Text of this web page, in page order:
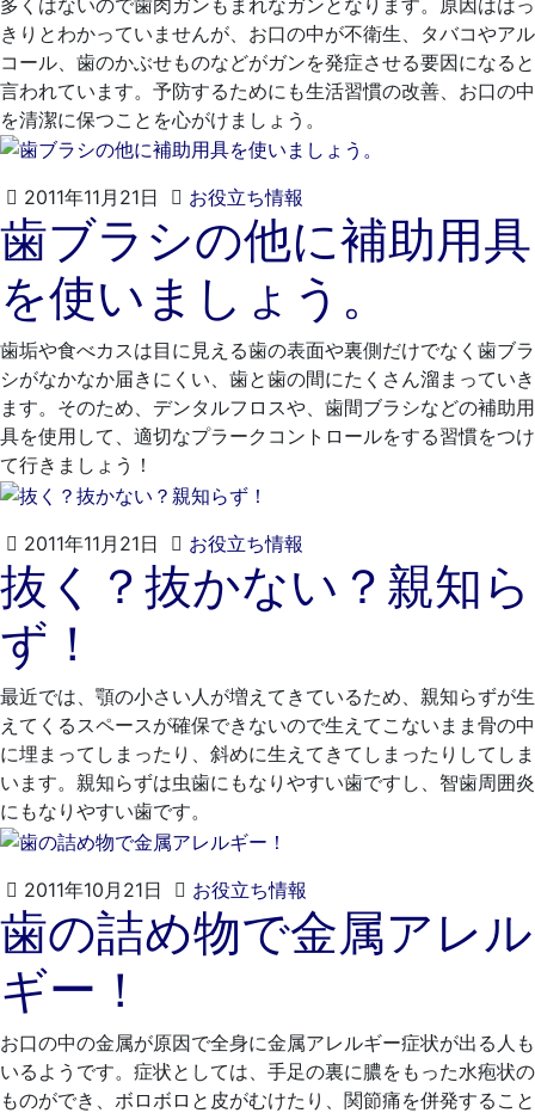
日科
医
院
きりとわかっていませんが、お口の中が不衛生、タバコやアル
コール、歯のかぶせものなどがガンを発症させる要因になると
言われています。予防するためにも生活習慣の改善、お口の中
を清潔に保つことを心がけましょう。
2011年11月21日 お役立ち情報
年
4
月
20
日
れ
も
と
歯
科
医
院
歯ブラシの他に補助用具
を使いましょう。
歯垢や食べカスは目に見える歯の表面や裏側だけでなく歯ブラ
シがなかなか届きにくい、歯と歯の間にたくさん溜まっていき
ます。そのため、デンタルフロスや、歯間ブラシなどの補助用
具を使用して、適切なプラークコントロールをする習慣をつけ
て行きましょう！
2011年11月21日 お役立ち情報
4
日
も
科
医
院
抜く？抜かない？親知ら
ず！
最近では、顎の小さい人が増えてきているため、親知らずが生
えてくるスペースが確保できないので生えてこないまま骨の中
に埋まってしまったり、斜めに生えてきてしまったりしてしま
います。親知らずは虫歯にもなりやすい歯ですし、智歯周囲炎
にもなりやすい歯です。
2011年10月21日 お役立ち情報
年
4
日
れ
も
科
医
院
歯の詰め物で金属アレル
ギー！
お口の中の金属が原因で全身に金属アレルギー症状が出る人も
いるようです。症状としては、手足の裏に膿をもった水疱状の
ものができ、ボロボロと皮がむけたり、関節痛を併発すること